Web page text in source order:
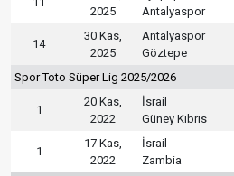
2025
Antalyaspor
14
30 Kas,
2025
Antalyaspor
Göztepe
Spor Toto Süper Lig 2025/2026
1
20 Kas,
2022
İsrail
Güney Kıbrıs
1
17 Kas,
2022
İsrail
Zambia